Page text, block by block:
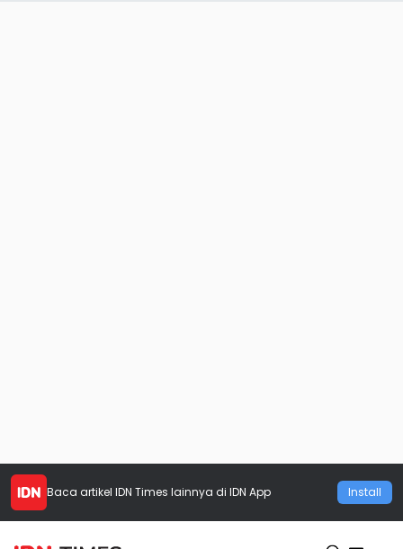
Baca artikel IDN Times lainnya di IDN App Install